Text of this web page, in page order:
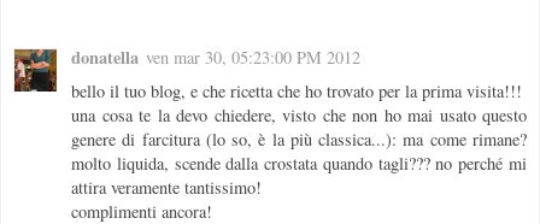
donatella ven mar 30, 05:23:00 PM 2012
bello il tuo blog, e che ricetta che ho trovato per la prima visita!!!
una cosa te la devo chiedere, visto che non ho mai usato questo
genere di farcitura (lo so, è la più classica...): ma come rimane?
molto liquida, scende dalla crostata quando tagli??? no perché mi
attira veramente tantissimo!
complimenti ancora!